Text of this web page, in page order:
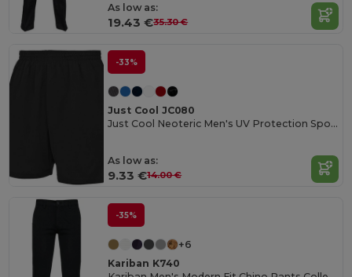
As low as:
19.43 €35.30 €
-33%
Just Cool JC080
Just Cool Neoteric Men's UV Protection Sports Shorts
As low as:
9.33 €14.00 €
-35%
+6
Kariban K740